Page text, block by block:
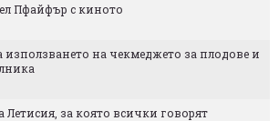
Пфайфър с киното
използването на чекмеджето за плодове и
Летисия, за която всички говорят